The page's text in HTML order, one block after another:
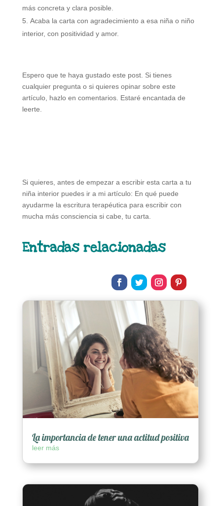
más concreta y clara posible.
Acaba la carta con agradecimiento a esa niña o niño
interior, con positividad y amor.
Espero que te haya gustado este post. Si tienes
cualquier pregunta o si quieres opinar sobre este
artículo, hazlo en comentarios. Estaré encantada de
leerte.
Si quieres, antes de empezar a escribir esta carta a tu
niña interior puedes ir a mi artículo: En qué puede
ayudarme la escritura terapéutica para escribir con
mucha más consciencia si cabe, tu carta.
Entradas relacionadas
La importancia de tener una actitud positiva
leer más